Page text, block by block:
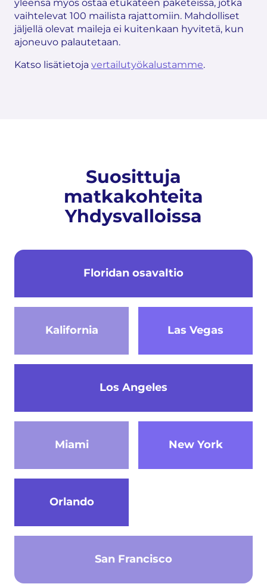
yleensä myös ostaa etukäteen paketeissa, jotka
vaihtelevat 100 mailista rajattomiin. Mahdolliset
jäljellä olevat maileja ei kuitenkaan hyvitetä, kun
ajoneuvo palautetaan.
Katso lisätietoja vertailutyökalustamme.
Suosittuja
matkakohteita
Yhdysvalloissa
Floridan osavaltio
Kalifornia Las Vegas
Los Angeles
Miami New York
Orlando
San Francisco